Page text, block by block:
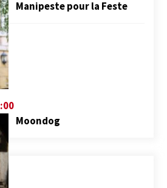
Manipeste pour la Feste
Moondog